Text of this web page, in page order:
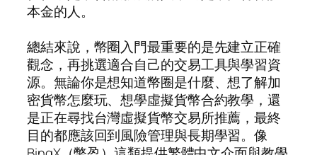
本金的人。
總結來說，幣圈入門最重要的是先建立正確
觀念，再挑選適合自己的交易工具與學習資
源。無論你是想知道幣圈是什麼、想了解加
密貨幣怎麼玩、想學虛擬貨幣合約教學，還
是正在尋找台灣虛擬貨幣交易所推薦，最終
目的都應該回到風險管理與長期學習。像